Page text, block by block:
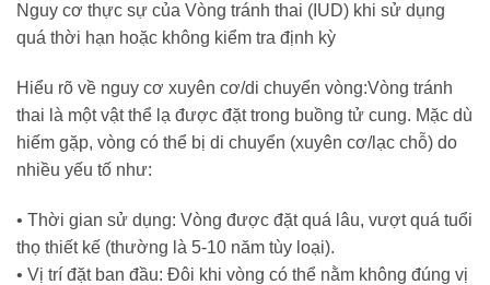
Nguy cơ thực sự của Vòng tránh thai (IUD) khi sử dụng
quá thời hạn hoặc không kiểm tra định kỳ
Hiểu rõ về nguy cơ xuyên cơ/di chuyển vòng:Vòng tránh
thai là một vật thể lạ được đặt trong buồng tử cung. Mặc dù
hiếm gặp, vòng có thể bị di chuyển (xuyên cơ/lạc chỗ) do
nhiều yếu tố như:
• Thời gian sử dụng: Vòng được đặt quá lâu, vượt quá tuổi
thọ thiết kế (thường là 5-10 năm tùy loại).
• Vị trí đặt ban đầu: Đôi khi vòng có thể nằm không đúng vị